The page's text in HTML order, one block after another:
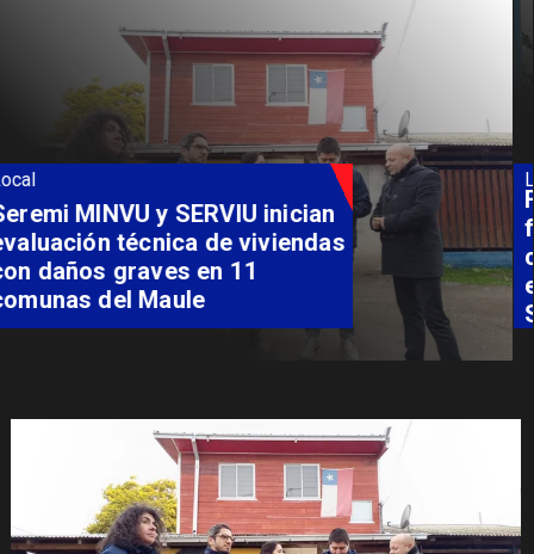
Local
Fondo Orasmi entrega apoyo a
familia de Romeral para
costear alimentación
especializada de niño con
Síndrome de Intestino Corto